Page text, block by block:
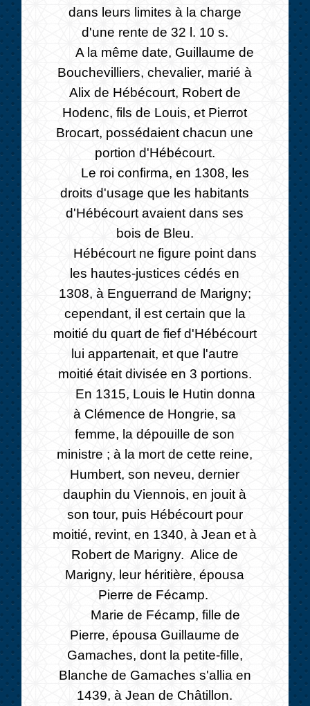
dans leurs limites à la charge
d'une rente de 32 l. 10 s.
A la même date, Guillaume de
Bouchevilliers, chevalier, marié à
Alix de Hébécourt, Robert de
Hodenc, fils de Louis, et Pierrot
Brocart, possédaient chacun une
portion d'Hébécourt.
Le roi confirma, en 1308, les
droits d'usage que les habitants
d'Hébécourt avaient dans ses
bois de Bleu.
Hébécourt ne figure point dans
les hautes-justices cédés en
1308, à Enguerrand de Marigny;
cependant, il est certain que la
moitié du quart de fief d'Hébécourt
lui appartenait, et que l'autre
moitié était divisée en 3 portions.
En 1315, Louis le Hutin donna
à Clémence de Hongrie, sa
femme, la dépouille de son
ministre ; à la mort de cette reine,
Humbert, son neveu, dernier
dauphin du Viennois, en jouit à
son tour, puis Hébécourt pour
moitié, revint, en 1340, à Jean et à
Robert de Marigny. Alice de
Marigny, leur héritière, épousa
Pierre de Fécamp.
Marie de Fécamp, fille de
Pierre, épousa Guillaume de
Gamaches, dont la petite-fille,
Blanche de Gamaches s'allia en
1439, à Jean de Châtillon.